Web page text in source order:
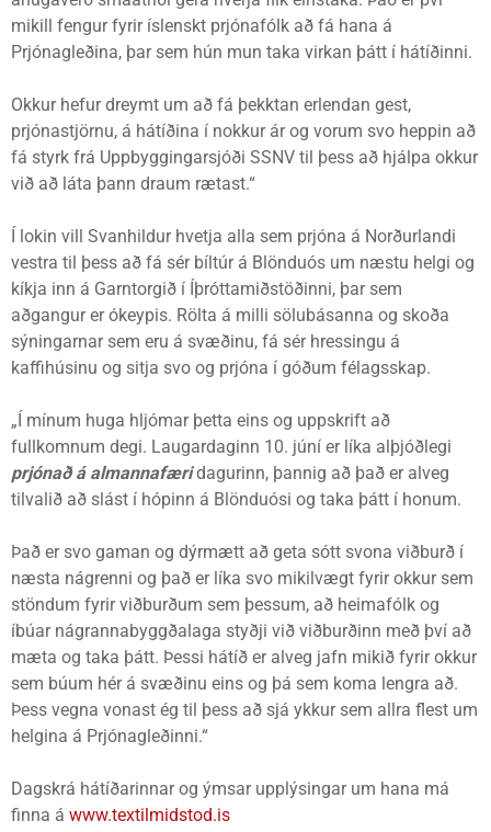
mikill fengur fyrir íslenskt prjónafólk að fá hana á
Prjónagleðina, þar sem hún mun taka virkan þátt í hátíðinni.
Okkur hefur dreymt um að fá þekktan erlendan gest,
prjónastjörnu, á hátíðina í nokkur ár og vorum svo heppin að
fá styrk frá Uppbyggingarsjóði SSNV til þess að hjálpa okkur
við að láta þann draum rætast.“
Í lokin vill Svanhildur hvetja alla sem prjóna á Norðurlandi
vestra til þess að fá sér bíltúr á Blönduós um næstu helgi og
kíkja inn á Garntorgið í Íþróttamiðstöðinni, þar sem
aðgangur er ókeypis. Rölta á milli sölubásanna og skoða
sýningarnar sem eru á svæðinu, fá sér hressingu á
kaffihúsinu og sitja svo og prjóna í góðum félagsskap.
„Í mínum huga hljómar þetta eins og uppskrift að
fullkomnum degi. Laugardaginn 10. júní er líka alþjóðlegi
prjónað á almannafæridagurinn, þannig að það er alveg
tilvalið að slást í hópinn á Blönduósi og taka þátt í honum.
Það er svo gaman og dýrmætt að geta sótt svona viðburð í
næsta nágrenni og það er líka svo mikilvægt fyrir okkur sem
stöndum fyrir viðburðum sem þessum, að heimafólk og
íbúar nágrannabyggðalaga styðji við viðburðinn með því að
mæta og taka þátt. Þessi hátíð er alveg jafn mikið fyrir okkur
sem búum hér á svæðinu eins og þá sem koma lengra að.
Þess vegna vonast ég til þess að sjá ykkur sem allra flest um
helgina á Prjónagleðinni.“
Dagskrá hátíðarinnar og ýmsar upplýsingar um hana má
finna á www.textilmidstod.is